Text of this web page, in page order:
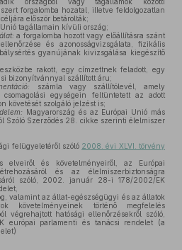
forgalomba hozatal, illetve feldolgozatlan
először betárolták;
tagállamain kívüli ország;
a forgalomba hozott vagy előállításra szánt
és azonosságvizsgálata, fizikális
gyanújának kivizsgálása kiegészítő
rakott, egy címzettnek feladott, egy
bizonyítvánnyal szállított áru;
számla vagy szállítólevél, amely
egységein feltüntetett az adott
követését szolgáló jelzést is;
Magyarország és az Európai Unió más
Szóló Szerződés 28. cikke szerinti élelmiszer
felügyeletéről szóló 2008. évi XLVI. törvény
elveiről és követelményeiről, az Európai
és az élelmiszerbiztonságra
szóló, 2002. január 28-i 178/2002/EK
valamint az állat-egészségügyi és az állatok
követelményeinek történő megfelelés
végrehajtott hatósági ellenőrzésekről szóló,
parlamenti és tanácsi rendelet (a